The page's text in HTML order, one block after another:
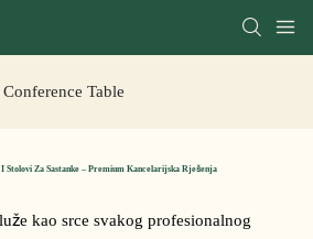
Conference Table
Stolovi Za Sastanke – Premium Kancelarijska Rješenja
kao srce svakog profesionalnog